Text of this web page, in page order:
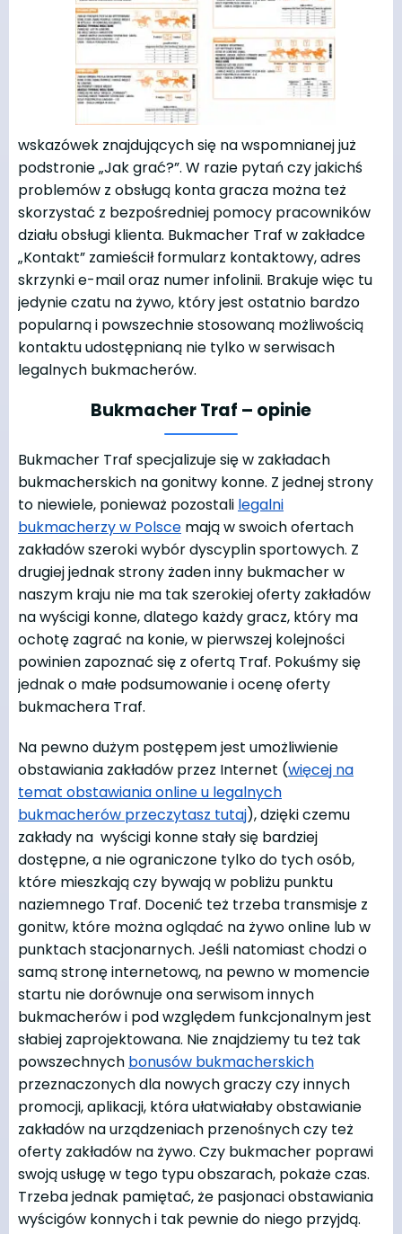
wskazówek znajdujących się na wspomnianej już
podstronie „Jak grać?”. W razie pytań czy jakichś
problemów z obsługą konta gracza można też
skorzystać z bezpośredniej pomocy pracowników
działu obsługi klienta. Bukmacher Traf w zakładce
„Kontakt” zamieścił formularz kontaktowy, adres
skrzynki e-mail oraz numer infolinii. Brakuje więc tu
jedynie czatu na żywo, który jest ostatnio bardzo
popularną i powszechnie stosowaną możliwością
kontaktu udostępnianą nie tylko w serwisach
legalnych bukmacherów.
Bukmacher Traf – opinie
Bukmacher Traf specjalizuje się w zakładach
bukmacherskich na gonitwy konne. Z jednej strony
to niewiele, ponieważ pozostali legalni
bukmacherzy w Polsce mają w swoich ofertach
zakładów szeroki wybór dyscyplin sportowych. Z
drugiej jednak strony żaden inny bukmacher w
naszym kraju nie ma tak szerokiej oferty zakładów
na wyścigi konne, dlatego każdy gracz, który ma
ochotę zagrać na konie, w pierwszej kolejności
powinien zapoznać się z ofertą Traf. Pokuśmy się
jednak o małe podsumowanie i ocenę oferty
bukmachera Traf.
Na pewno dużym postępem jest umożliwienie
obstawiania zakładów przez Internet (więcej na
temat obstawiania online u legalnych
bukmacherów przeczytasz tutaj), dzięki czemu
zakłady na wyścigi konne stały się bardziej
dostępne, a nie ograniczone tylko do tych osób,
które mieszkają czy bywają w pobliżu punktu
naziemnego Traf. Docenić też trzeba transmisje z
gonitw, które można oglądać na żywo online lub w
punktach stacjonarnych. Jeśli natomiast chodzi o
samą stronę internetową, na pewno w momencie
startu nie dorównuje ona serwisom innych
bukmacherów i pod względem funkcjonalnym jest
słabiej zaprojektowana. Nie znajdziemy tu też tak
powszechnych bonusów bukmacherskich
przeznaczonych dla nowych graczy czy innych
promocji, aplikacji, która ułatwiałaby obstawianie
zakładów na urządzeniach przenośnych czy też
oferty zakładów na żywo. Czy bukmacher poprawi
swoją usługę w tego typu obszarach, pokaże czas.
Trzeba jednak pamiętać, że pasjonaci obstawiania
wyścigów konnych i tak pewnie do niego przyjdą.